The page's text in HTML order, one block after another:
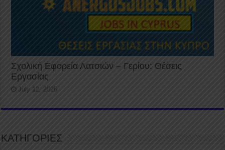
Σχολική Εφορεία Λατσιών – Γερίου: Θέσεις
Εργασίας
July 12, 2026
ΚΑΤΗΓΟΡΙΕΣ